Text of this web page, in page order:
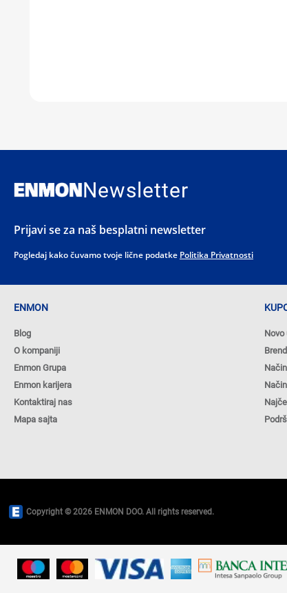
Newsletter
Prijavi se za naš besplatni newsletter
Pogledaj kako čuvamo tvoje lične podatke Politika Privatnosti
ENMON
Blog
O kompaniji
Enmon Grupa
Enmon karijera
Kontaktiraj nas
Mapa sajta
Novo
Copyright © 2026 ENMON DOO. All rights reserved.